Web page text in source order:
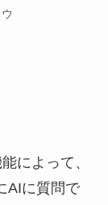
によって、
AIに質問で